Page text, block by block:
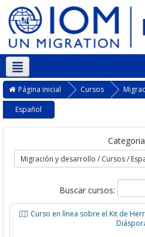
Português - Brasil ‎(pt_br)‎
Página inicial Cursos
Español
Buscar cursos:
Curso en línea sobre el Kit de